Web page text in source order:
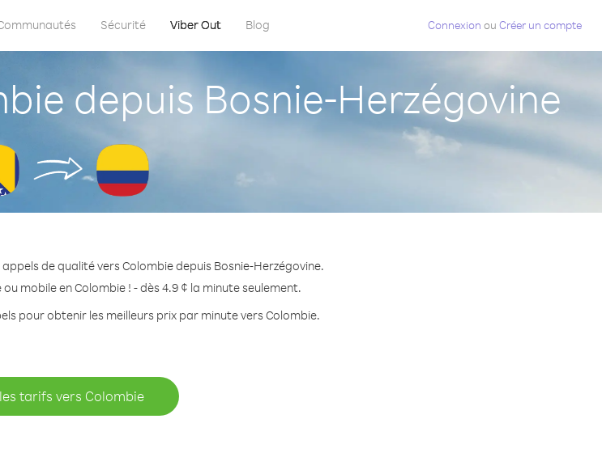
Sécurité Viber Out Blog Connexion ou Créer un compte
depuis Bosnie-Herzégovine
de qualité vers Colombie depuis Bosnie-Herzégovine.
mobile en Colombie ! - dès 4.9 ¢ la minute seulement.
pour obtenir les meilleurs prix par minute vers Colombie.
tarifs vers Colombie